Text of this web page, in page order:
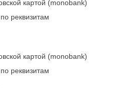
картой (monobank)
реквизитам
картой (monobank)
реквизитам